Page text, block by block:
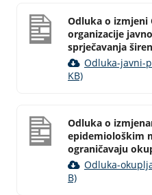
Odluka o izmjeni
organizacije
sprječavanja
Odluka-javni-
KB)
Odluka o
epidemiološkim
ograničavaju
Odluka-
B)